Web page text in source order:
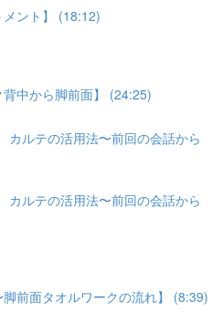
メント】 (18:12)
中から脚前面】 (24:25)
ルテの活用法〜前回の会話から
ルテの活用法〜前回の会話から
前面タオルワークの流れ】 (8:39)